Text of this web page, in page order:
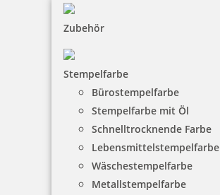
Zubehör
Stempelfarbe
Bürostempelfarbe
Stempelfarbe mit Öl
Schnelltrocknende Farbe
Lebensmittelstempelfarbe
Wäschestempelfarbe
Metallstempelfarbe